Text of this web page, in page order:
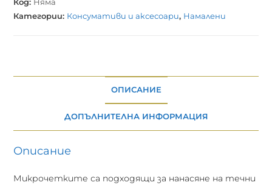
Код: Няма
Категории: Консумативи и аксесоари, Намалени
ОПИСАНИЕ
ДОПЪЛНИТЕЛНА ИНФОРМАЦИЯ
Описание
Микрочетките са подходящи за нанасяне на течни